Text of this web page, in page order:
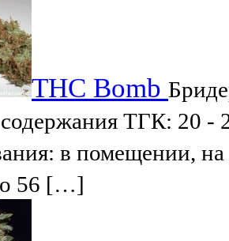
THC Bomb
ТГК: 20 -
в помещении, на
56 […]